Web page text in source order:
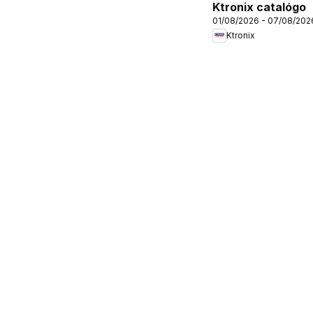
Ktronix catalógo
01/08/2026 - 07/08/
Ktronix